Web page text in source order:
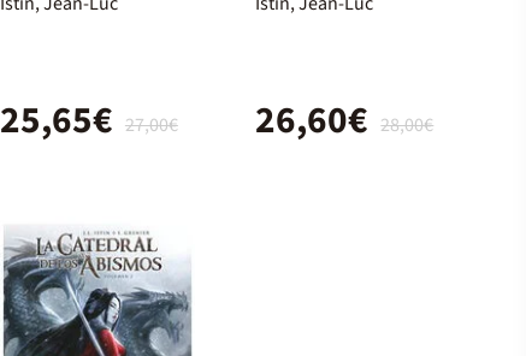
27,00€
25,65€ 28,00€
26,60€